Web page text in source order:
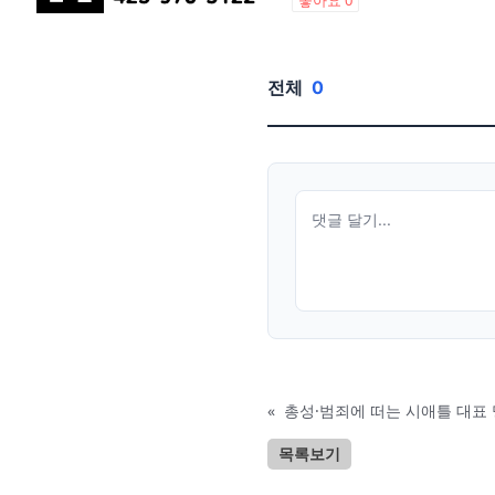
전체 0
« 총성·범죄에 떠는 시애틀 대
목록보기